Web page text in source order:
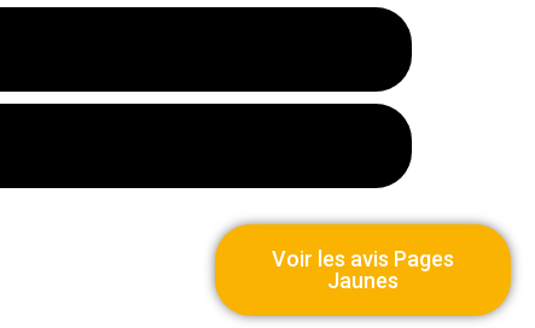
Voir les avis Pages
Jaunes